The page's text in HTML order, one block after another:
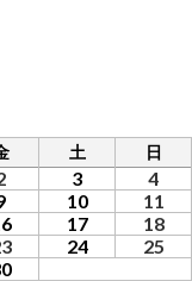
土 日
3
4
10
11
17
18
24
25